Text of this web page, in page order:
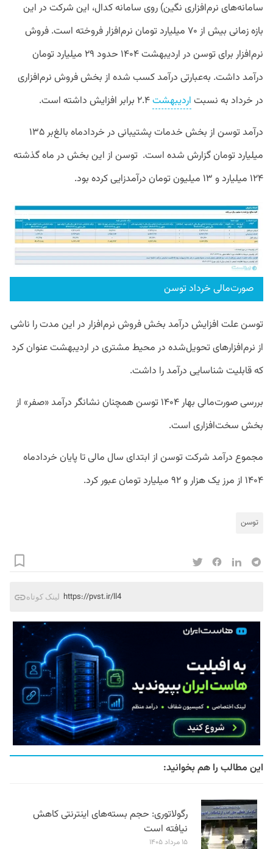
سامانه‌های نرم‌افزاری نگین) روی سامانه کدال، این شرکت در این
بازه زمانی بیش از ۷۰ میلیارد تومان نرم‌افزار فروخته است. فروش
نرم‌افزار برای توسن در اردیبهشت ۱۴۰۴ حدود ۲۹ میلیارد تومان
درآمد داشت. به‌عبارتی درآمد کسب شده از بخش فروش نرم‌افزاری
در خرداد به نسبت اردیبهشت
درآمد توسن از بخش خدمات پشتیبانی در خردادماه بالغ‌بر ۱۳۵
میلیارد تومان گزارش شده است. توسن از این بخش در ماه گذشته
۱۲۴ میلیارد و ۱۳ میلیون تومان درآمدزایی کرده بود.
صورت‌مالی خرداد توسن
توسن علت افزایش درآمد بخش فروش نرم‌افزار در این مدت را ناشی
از نرم‌افزارهای تحویل‌شده در محیط مشتری در اردیبهشت عنوان کرد
که قابلیت شناسایی درآمد را داشت.
بررسی صورت‌مالی بهار ۱۴۰۴ توسن همچنان نشانگر درآمد «صفر» از
بخش سخت‌افزاری است.
مجموع درآمد شرکت توسن از ابتدای سال مالی تا پایان خردادماه
۱۴۰۴ از مرز یک هزار و ۹۲ میلیارد تومان عبور کرد.
توسن
لینک کوتاه https://pvst.ir/ll4
این مطالب را هم بخوانید:
رگولاتوری: حجم بسته‌های اینترنتی کاهش
نیافته است
۱۵ مرداد ۱۴۰۵